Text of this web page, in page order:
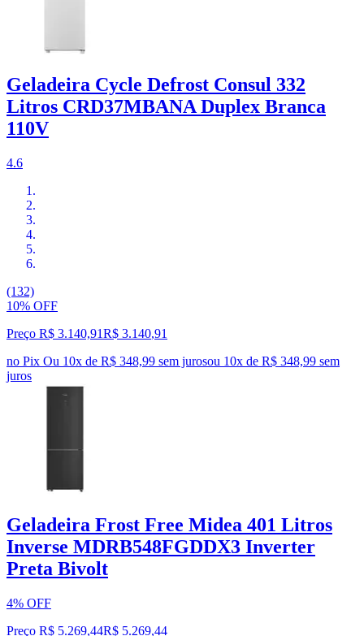
Geladeira Cycle Defrost Consul 332
Litros CRD37MBANA Duplex Branca
110V
4.6
(132)
10% OFF
Preço R$ 3.140,91R$ 3.140,91
no Pix Ou 10x de R$ 348,99 sem jurosou 10x de R$ 348,99 sem
juros
Geladeira Frost Free Midea 401 Litros
Inverse MDRB548FGDDX3 Inverter
Preta Bivolt
4% OFF
Preço R$ 5.269,44R$ 5.269,44